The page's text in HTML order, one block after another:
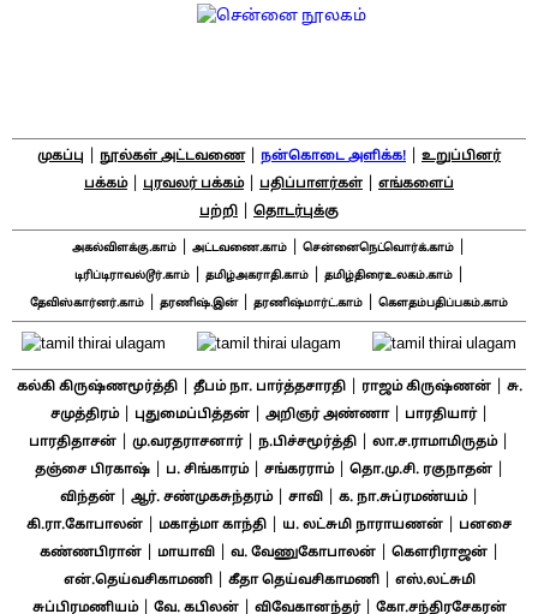
முகப்பு நூல்கள் அட்டவணை| நன்கொடை அளிக்க!
உறுப்பினர்
பக்கம்| புரவலர் பக்கம்| பதிப்பாளர்கள்
எங்களைப்
பற்றி
தொடர்புக்கு
அகல்விளக்கு.காம் அட்டவணை.காம் சென்னைநெட்வொர்க்.காம்
டிரிப்டிராவல்டூர்.காம்| தமிழ்அகராதி.காம்| தமிழ்திரைஉலகம்.காம்|
தேவிஸ்கார்னர்.காம் தரணிஷ்.இன்| தரணிஷ்மார்ட்.காம் கௌதம்பதிப்பகம்.காம்
கல்கி கிருஷ்ணமூர்த்தி| தீபம் நா. பார்த்தசாரதி| ராஜம் கிருஷ்ணன்|
சு.
சமுத்திரம்| புதுமைப்பித்தன்| அறிஞர் அண்ணா| பாரதியார்|
பாரதிதாசன் மு.வரதராசனார்| ந.பிச்சமூர்த்தி லா.ச.ராமாமிருதம்|
தஞ்சை பிரகாஷ்| ப. சிங்காரம்| சங்கரராம்| தொ.மு.சி. ரகுநாதன்|
விந்தன்| ஆர். சண்முகசுந்தரம்| சாவி| க. நா.சுப்ரமண்யம்|
கி.ரா.கோபாலன் மகாத்மா காந்தி ய. லட்சுமி நாராயணன்
பனசை
கண்ணபிரான்| மாயாவி| வ. வேணுகோபாலன்| கௌரிராஜன்|
என்.தெய்வசிகாமணி| கீதா தெய்வசிகாமணி|
எஸ்.லட்சுமி
சுப்பிரமணியம்| வே. கபிலன்| விவேகானந்தர்| கோ.சந்திரசேகரன்